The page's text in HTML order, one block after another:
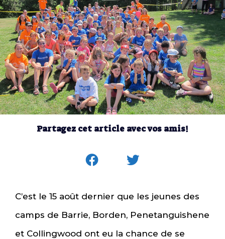
Partagez cet article avec vos amis!
C’est le 15 août dernier que les jeunes des
camps de Barrie, Borden, Penetanguishene
et Collingwood ont eu la chance de se